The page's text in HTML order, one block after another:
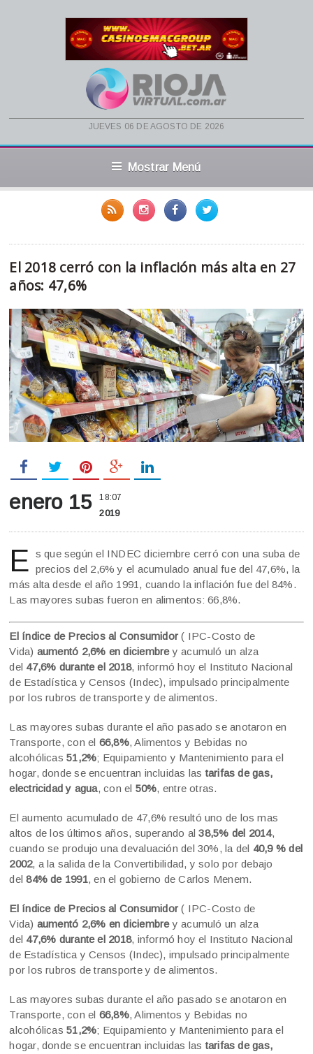
jueves 06 de agosto de 2026
Mostrar Menú
El 2018 cerró con la inflación más alta en 27
años: 47,6%
enero 15 18:07
2019
E s que según el INDEC diciembre cerró con una suba de
precios del 2,6% y el acumulado anual fue del 47,6%, la
más alta desde el año 1991, cuando la inflación fue del 84%.
Las mayores subas fueron en alimentos: 66,8%.
El índice de Precios al Consumidor ( IPC-Costo de
Vida) aumentó 2,6% en diciembrey acumuló un alza
del 47,6% durante el 2018, informó hoy el Instituto Nacional
de Estadística y Censos (Indec), impulsado principalmente
por los rubros de transporte y de alimentos.
Las mayores subas durante el año pasado se anotaron en
Transporte, con el 66,8%, Alimentos y Bebidas no
alcohólicas51,2%; Equipamiento y Mantenimiento para el
hogar, donde se encuentran incluidas lastarifas de gas,
electricidad y agua, con el 50%, entre otras.
El aumento acumulado de 47,6% resultó uno de los mas
altos de los últimos años, superando al38,5% del 2014,
cuando se produjo una devaluación del 30%, la del 40,9 % del
2002, a la salida de la Convertibilidad, y solo por debajo
del84% de 1991, en el gobierno de Carlos Menem.
El índice de Precios al Consumidor ( IPC-Costo de
Vida) aumentó 2,6% en diciembrey acumuló un alza
del 47,6% durante el 2018, informó hoy el Instituto Nacional
de Estadística y Censos (Indec), impulsado principalmente
por los rubros de transporte y de alimentos.
Las mayores subas durante el año pasado se anotaron en
Transporte, con el 66,8%, Alimentos y Bebidas no
alcohólicas51,2%; Equipamiento y Mantenimiento para el
hogar, donde se encuentran incluidas lastarifas de gas,